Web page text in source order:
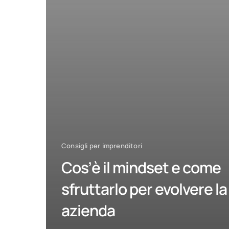
Consigli per imprenditori
Cos’è il mindset e come
sfruttarlo per evolvere
azienda